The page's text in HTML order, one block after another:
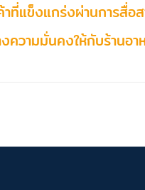
ที่แข็งแกร่งผ่านการสื่อ
ความมั่นคงให้กับร้านอา